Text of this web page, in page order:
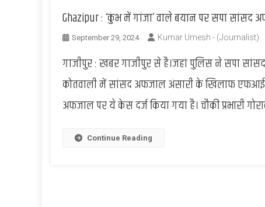
Ghazipur : ‘कुंभ में गांजा’ वाले बयान पर सपा सांसद
September 29, 2024 Kumar Umesh - (Journalist)
गाजीपुर : खबर गाजीपुर से है।जहां पुलिस ने सपा
कोतवाली में सांसद अफजाल अंसारी के खिलाफ
अफजाल पर ये केस दर्ज किया गया है। चौकी प्रभारी
Continue Reading